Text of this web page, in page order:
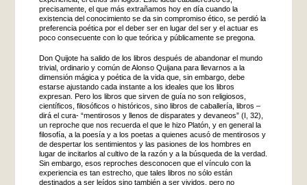
precisamente, el que más extrañamos hoy en día cuando la
existencia del conocimiento se da sin compromiso ético, se perdió la
preferencia poética por el deber ser en lugar del ser y el actuar es
poco consecuente con lo que teórica y públicamente se pregona.
Don Quijote ha salido de los libros después de abandonar el mundo
trivial, ordinario y común de Alonso Quijana para llevarnos a la
dimensión mágica y poética de la vida que, sin embargo, debe
estarse ajustando cada instante a los ideales que los libros
expresan. Pero los libros que sirven de guía no son religiosos,
científicos, filosóficos o históricos, sino libros de caballería, libros –
dirá el cura- “mentirosos y llenos de disparates y devaneos” (I, 32),
un reproche que nos recuerda el que le hizo Platón, y en general la
filosofía, a la poesía y a los poetas a quienes acusó de mentirosos y
de despertar los sentimientos y las pasiones de los hombres en
lugar de incitarlos al cultivo de la razón y a la búsqueda de la verdad.
Sin embargo, esos reproches desconocen que el vínculo con la
experiencia es tan estrecho, que tales libros no sólo están
destinados a ser leídos sino también a ser vividos, pero no